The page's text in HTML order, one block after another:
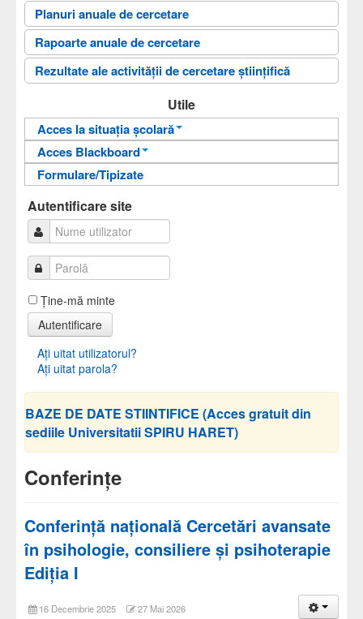
Planuri anuale de cercetare
Rapoarte anuale de cercetare
Rezultate ale activității de cercetare științifică
Utile
Acces la situația școlară
Informații pentru acces
Autentificare
Acces Blackboard
Informații pentru acces
Autentificare
Formulare/Tipizate
Autentificare site
Ţine-mă minte
Autentificare
Aţi uitat utilizatorul?
Aţi uitat parola?
BAZE DE DATE STIINTIFICE (Acces gratuit din
sediile Universitatii SPIRU HARET)
Conferințe
Conferință națională Cercetări avansate
în psihologie, consiliere și psihoterapie
Ediția I
16 Decembrie 2025 27 Mai 2026